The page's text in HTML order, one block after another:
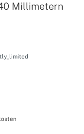
Millimetern